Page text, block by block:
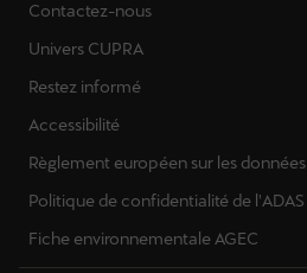
Contactez-nous
Univers CUPRA
Restez informé
Accessibilité
Règlement européen sur les données
Politique de confidentialité de l'ADAS
Fiche environnementale AGEC